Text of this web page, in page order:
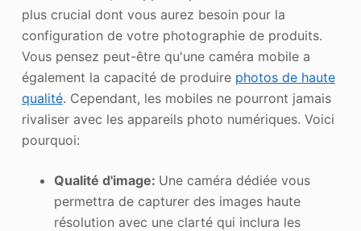
plus crucial dont vous aurez besoin pour la
configuration de votre photographie de produits.
Vous pensez peut-être qu'une caméra mobile a
également la capacité de produire photos de haute
qualité. Cependant, les mobiles ne pourront jamais
rivaliser avec les appareils photo numériques. Voici
pourquoi:
Qualité d'image: Une caméra dédiée vous
permettra de capturer des images haute
résolution avec une clarté qui inclura les